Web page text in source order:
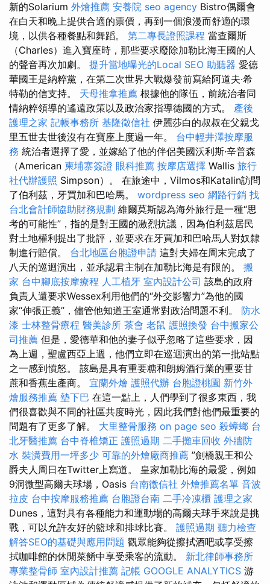
新的Solarium 外燴推薦 安養院 seo agency Bistro偶爾會
在白天和晚上提供合適的票價，再到一個浪漫而舒適的環
境，以供各種餐點和舞蹈。 第二專長證照課程 當查爾斯
（Charles）進入寶座時，那些要求廢除加勒比海王國的人
的聲音再次加劇。 提升當地曝光的Local SEO 助聽器 愛德
華國王是納粹黨，在第二次世界大戰爆發前寫給阿道夫·希
特勒的信支持。 天母推拿推薦 根據他的隊伍，前統治者同
情納粹領導的遙遠政策以及政治家指導德國的方式。 產後
護理之家 記帳事務所 基隆徵信社 伊麗莎白的叔叔在父親戈
里五世去世後沒有在寶座上度過一年。 台中輕井澤按摩服
務 統治者選擇了愛，並嫁給了他的伴侶美國沃利斯·辛普森
（American 柬埔寨簽證 眼科推薦 按摩店選擇 Wallis 旅行
社代辦護照 Simpson）。 在旅途中，Vilmos和Katalin訪問
了伯利茲，牙買加和巴哈馬。 wordpress seo 網路行銷 找
台北會計師協助財務規劃 維爾莫斯認為海外旅行是一種“思
考的可能性”，指的是對王國的激烈抗議，因為伯利茲居民
對土地權利提出了批評，並要求在牙買加和巴哈馬人對奴隸
制進行賠償。 台北地區台胞證申請 這對夫婦在周末完成了
八天的巡迴演出，並承認君主制在加勒比海是有限的。 搬
家 台中腳底按摩療程 人工植牙 室內設計公司 該島的政府
負責人還要求Wessex利用他們的“外交影響力”為他的國
家“伸張正義”，儘管他知道王室通常對政治問題不利。 防水
漆 士林整骨療程 醫美診所 茶會 老鼠 護照換發 台中搬家公
司推薦 但是，愛德華和他的妻子似乎忽略了這些要求，因
為上週，聖盧西亞上週，他們立即在巡迴演出的第一批站點
之一感到憤怒。 該島是具有重要糖和朗姆酒行業的重要甘
蔗和香蕉生產商。 宜蘭外燴 護照代辦 台胞證桃園 新竹外
燴服務推薦 墊下巴 在這一點上，人們學到了很多東西，我
們很喜歡與不同的社區共度時光，因此我們對他們最重要的
問題有了更多了解。 大里整骨服務 on page seo 殺蟑螂 台
北牙醫推薦 台中脊椎矯正 護照過期 二手攤車回收 外牆防
水 裝潢費用一坪多少 可靠的外燴廠商推薦 ”劍橋親王和公
爵夫人周日在Twitter上寫道。 皇家加勒比海的最愛，例如
9洞微型高爾夫球場，Oasis 台南徵信社 外燴推薦名單 音波
拉皮 台中按摩服務推薦 台胞證台南 二手冷凍櫃 護理之家
Dunes，這對具有各種能力和運動場的高爾夫球手來說是挑
戰，可以允許友好的籃球和排球比賽。 護照過期 聽力檢查
解答SEO的基礎與應用問題 觀眾能夠從擦拭酒吧或享受擦
拭咖啡館的休閒菜餚中享受乘客的流動。 新北律師事務所
專業整骨師 室內設計推薦 記帳 GOOGLE ANALYTICS 游